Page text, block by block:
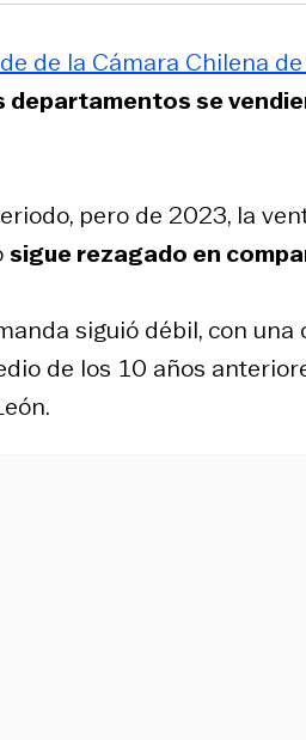
de la Cámara Chilena
departamentos se
pero de 2023, la
sigue rezagado en
siguió débil, con
de los 10 años